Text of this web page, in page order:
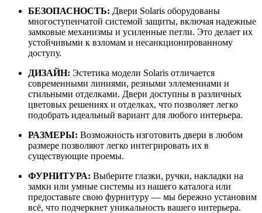
БЕЗОПАСНОСТЬ: Двери Solaris оборудованы
многоступенчатой системой защиты, включая надежные
замковые механизмы и усиленные петли. Это делает их
устойчивыми к взломам и несанкционированному
доступу.
ДИЗАЙН: Эстетика модели Solaris отличается
современными линиями, резными эллемениами и
стильными отделками. Двери доступны в различных
цветовых решениях и отделках, что позволяет легко
подобрать идеальный вариант для любого интерьера.
РАЗМЕРЫ: Возможность изготовить двери в любом
размере позволяют легко интегрировать их в
существующие проемы.
ФУРНИТУРА: Выберите глазки, ручки, накладки на
замки или умные системы из нашего каталога или
предоставьте свою фурнитуру — мы бережно установим
всё, что подчеркнет уникальность вашего интерьера.